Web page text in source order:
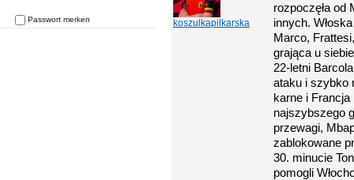
Passwort merken koszulkapilkarska
rozpoczęła od
innych.
Marco,
grająca u
22-letni
ataku i szybko
karne i Francja
najszybszego
przewagi,
zablokowane
30. minucie
pomogli